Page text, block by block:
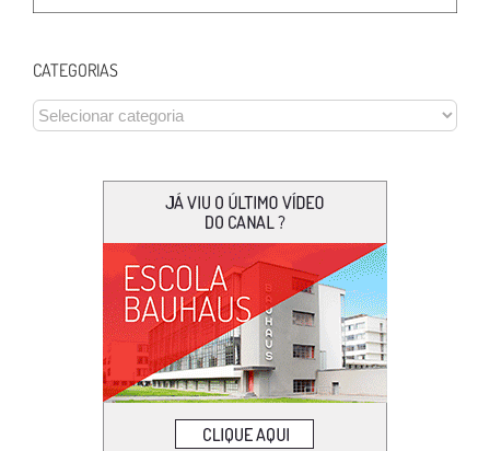
CATEGORIAS
CATEGORIAS